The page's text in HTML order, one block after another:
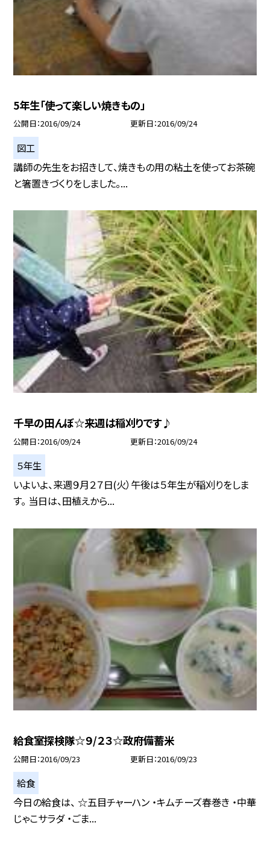
5年生「使って楽しい焼きもの」
公開日 2016/09/24 更新日 2016/09/24
図工
講師の先生をお招きして、焼きもの用の粘土を使ってお茶碗
と箸置きづくりをしました。...
千早の田んぼ☆来週は稲刈りです♪
公開日 2016/09/24 更新日 2016/09/24
５年生
いよいよ、来週９月２７日(火）午後は５年生が稲刈りをしま
す。 当日は、田植えから...
給食室探検隊☆９/２３☆政府備蓄米
公開日 2016/09/23 更新日 2016/09/23
給食
今日の給食は、 ☆五目チャーハン ・キムチーズ春巻き ・中華
じゃこサラダ ・ごま...